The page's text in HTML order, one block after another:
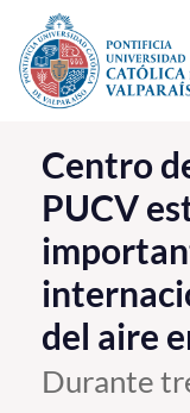
Click acá para ir
La Universidad
Investigación,
PUCV
Vinculación con
Admisión
Centro
PUCV
del aire
Durante